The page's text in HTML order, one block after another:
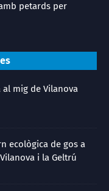
petards per
al mig de Vilanova
ecològica de gos a
i la Geltrú